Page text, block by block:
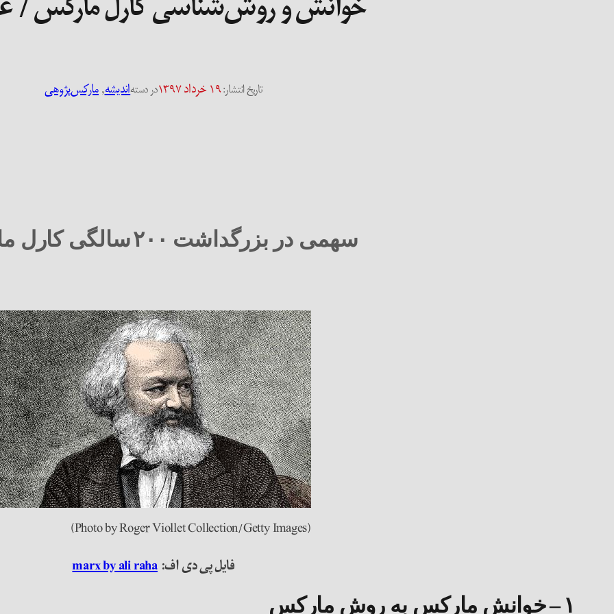
تاریخ انتشار:۱۹ خرداد ۱۳۹۷ در دستهاندیشه, مارکس‌پژوهی
سهمی در بزرگداشت ۲۰۰سالگی کارل
(Photo by Roger Viollet Collection/Getty Images)
فایل پی دی اف:marx by ali raha
۱ –خوانش مارکس به روش مارکس